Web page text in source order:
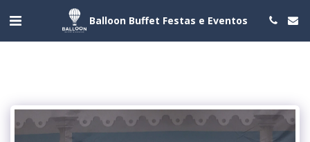
Balloon Buffet Festas e Eventos